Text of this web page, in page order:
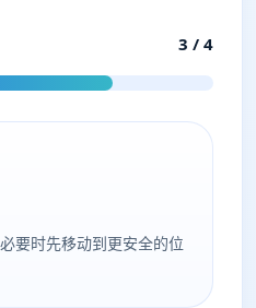
3 / 4
要时先移动到更安全的位